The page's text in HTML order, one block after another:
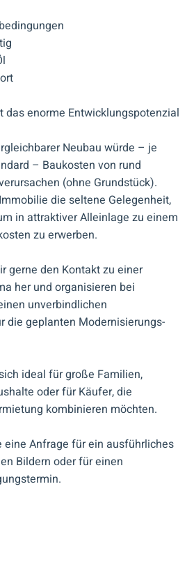
das enorme Entwicklungspotenzial
Neubau würde – je
– Baukosten von rund
(ohne Grundstück).
die seltene Gelegenheit,
in attraktiver Alleinlage zu einem
zu erwerben.
gerne den Kontakt zu einer
her und organisieren bei
unverbindlichen
die geplanten Modernisierungs-
ideal für große Familien,
oder für Käufer, die
kombinieren möchten.
eine Anfrage für ein ausführliches
Bildern oder für einen